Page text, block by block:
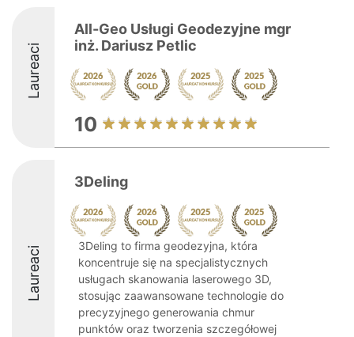
Laureaci
All-Geo Usługi Geodezyjne mgr
inż. Dariusz Petlic
10
Laureaci
3Deling
3Deling to firma geodezyjna, która
koncentruje się na specjalistycznych
usługach skanowania laserowego 3D,
stosując zaawansowane technologie do
precyzyjnego generowania chmur
punktów oraz tworzenia szczegółowej